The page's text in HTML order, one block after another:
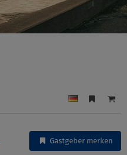
Gastgeber merken